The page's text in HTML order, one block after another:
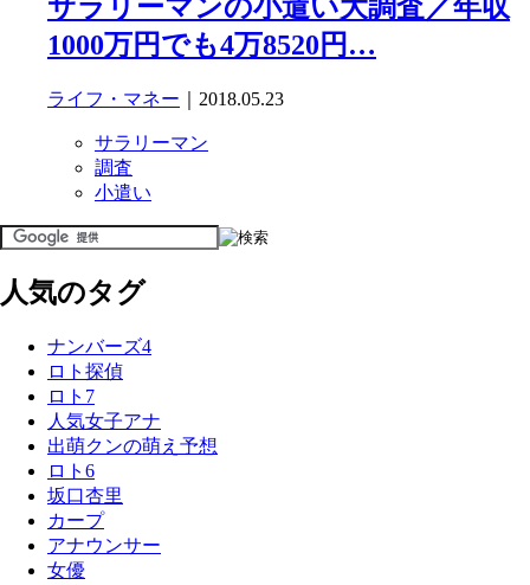
サラリーマンの小遣い大調査／年収
1000万円でも4万8520円…
ライフ・マネー ｜2018.05.23
サラリーマン
調査
小遣い
人気のタグ
ナンバーズ4
ロト探偵
ロト7
人気女子アナ
出萌クンの萌え予想
ロト6
坂口杏里
カープ
アナウンサー
女優